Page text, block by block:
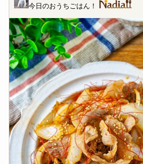
今日のおうちごはん！